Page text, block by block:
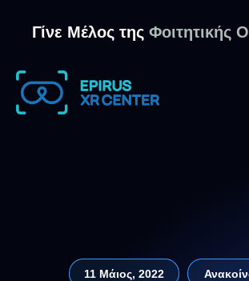
Γίνε Μέλος της Φοιτητικής
11 Μάιος, 2022